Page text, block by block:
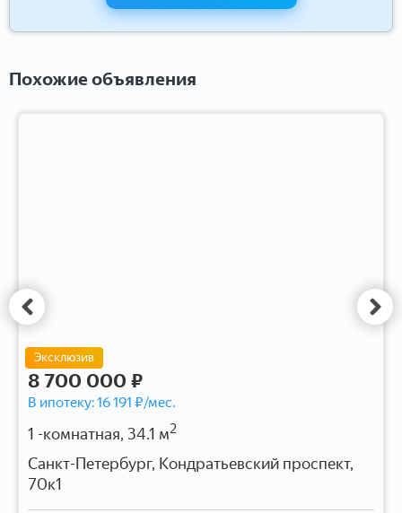
Похожие объявления
Эксклюзив
8 700 000 ₽
В ипотеку:16 191 ₽/мес.
1 -комнатная, 34.1 м2
Санкт-Петербург, Кондратьевский проспект,
70к1